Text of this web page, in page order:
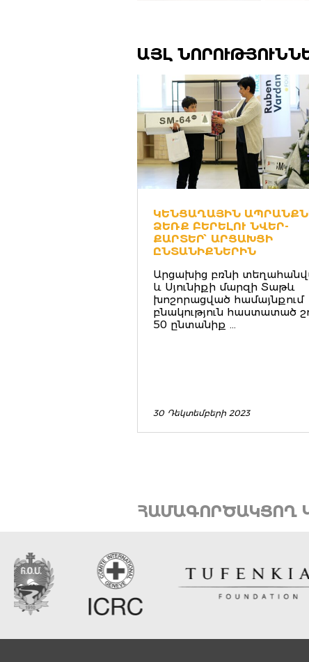
ԱՅԼ
ԿԵՆՑԱՂԱՅԻՆ
ՁԵՌՔ ԲԵՐԵԼՈՒ ՆՎԵՐ-
ՔԱՐՏԵՐ՝ ԱՐՑԱԽՑԻ
ԸՆՏԱՆԻՔՆԵՐԻՆ
Արցախից բռնի
և Սյունիքի մարզի Տաթև
խոշորացված համայնքում
բնակություն հաստատած
50 ընտանիք ...
30 Դեկտեմբերի 2023
ՀԱՄԱԳՈՐԾԱԿՑՈՂ